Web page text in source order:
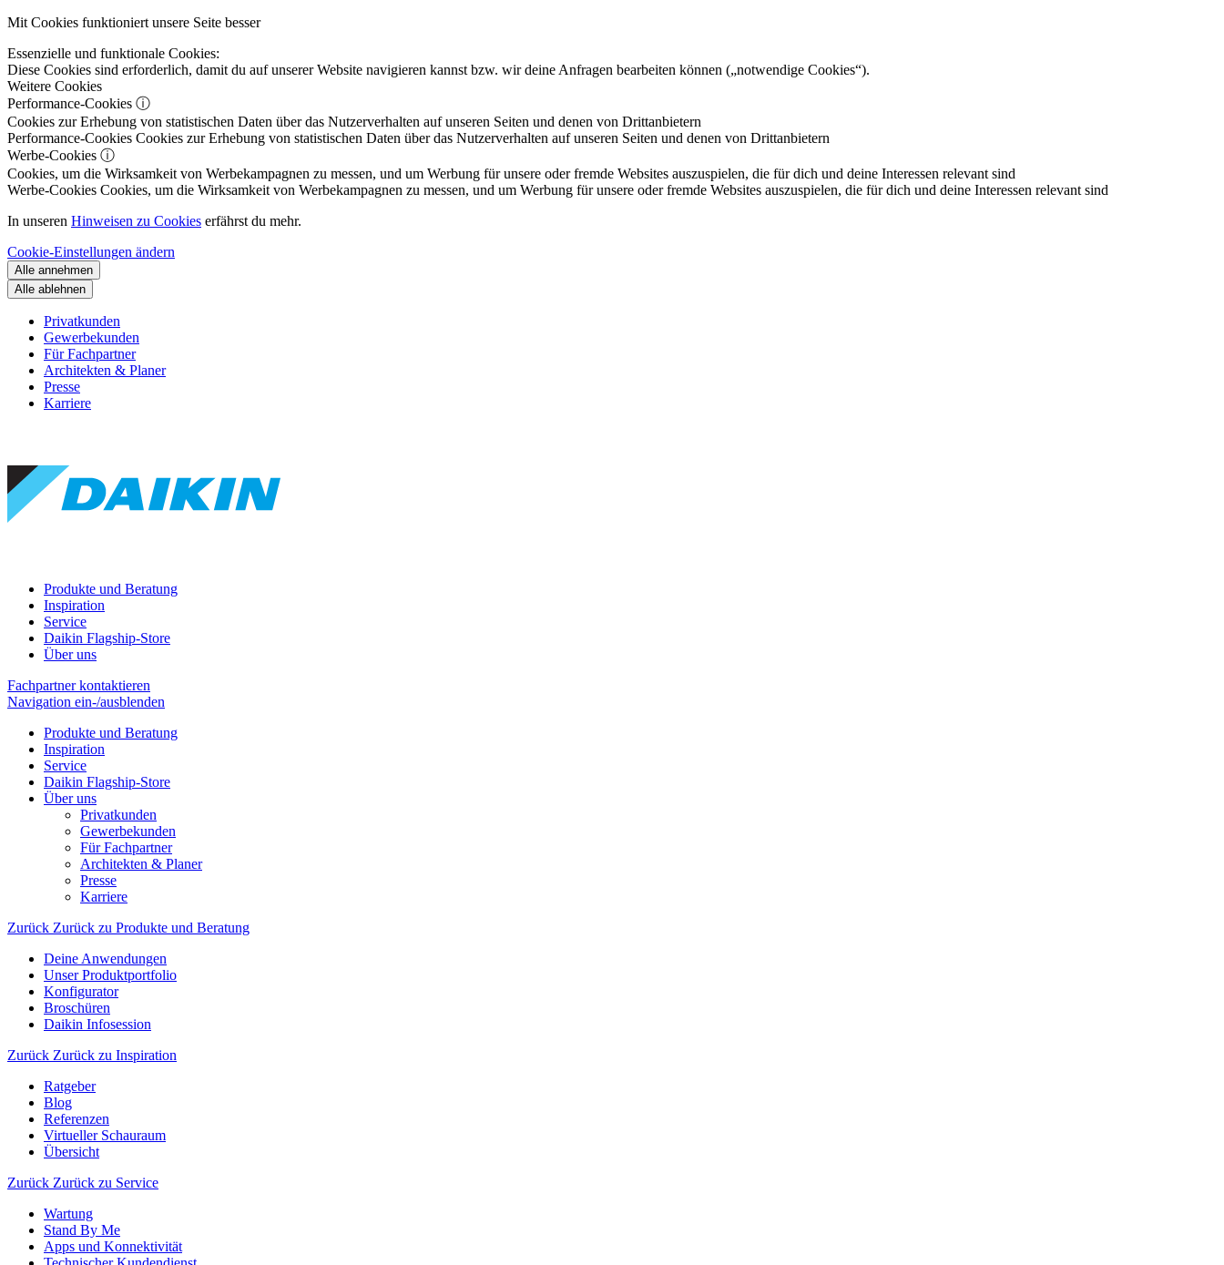
Mit Cookies funktioniert unsere Seite besser
Essenzielle und funktionale Cookies:
Diese Cookies sind erforderlich, damit du auf unserer Website navigieren kannst bzw. wir deine Anfragen bearbeiten können („notwendige Cookies“).
Weitere Cookies
Performance-Cookies ⓘ
Cookies zur Erhebung von statistischen Daten über das Nutzerverhalten auf unseren Seiten und denen von Drittanbietern
Performance-Cookies Cookies zur Erhebung von statistischen Daten über das Nutzerverhalten auf unseren Seiten und denen von Drittanbietern
Werbe-Cookies ⓘ
Cookies, um die Wirksamkeit von Werbekampagnen zu messen, und um Werbung für unsere oder fremde Websites auszuspielen, die für dich und deine Interessen relevant sind
Werbe-Cookies Cookies, um die Wirksamkeit von Werbekampagnen zu messen, und um Werbung für unsere oder fremde Websites auszuspielen, die für dich und deine Interessen relevant sind
In unseren Hinweisen zu Cookies erfährst du mehr.
Cookie-Einstellungen ändern
Alle annehmen
Alle ablehnen
Privatkunden
Gewerbekunden
Für Fachpartner
Architekten & Planer
Presse
Karriere
Produkte und Beratung
Inspiration
Service
Daikin Flagship-Store
Über uns
Fachpartner kontaktieren
Navigation ein-/ausblenden
Produkte und Beratung
Inspiration
Service
Daikin Flagship-Store
Über uns
Privatkunden
Gewerbekunden
Für Fachpartner
Architekten & Planer
Presse
Karriere
Zurück Zurück zu Produkte und Beratung
Deine Anwendungen
Unser Produktportfolio
Konfigurator
Broschüren
Daikin Infosession
Zurück Zurück zu Inspiration
Ratgeber
Blog
Referenzen
Virtueller Schauraum
Übersicht
Zurück Zurück zu Service
Wartung
Stand By Me
Apps und Konnektivität